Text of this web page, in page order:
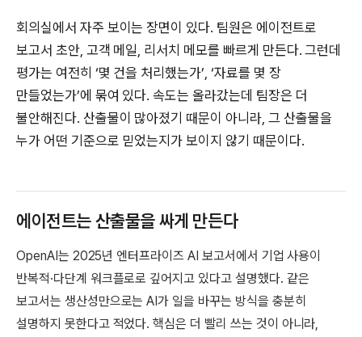
회의실에서 자주 보이는 장면이 있다. 팀원은 에이전트로
보고서 초안, 고객 메일, 리서치 메모를 빠르게 만든다. 그런데
평가는 여전히 ‘몇 건을 처리했는가’, ‘자료를 몇 장
만들었는가’에 묶여 있다. 속도는 올라갔는데 팀장은 더
불안해진다. 산출물이 많아졌기 때문이 아니라, 그 산출물을
누가 어떤 기준으로 믿었는지가 보이지 않기 때문이다.
에이전트는 산출물을 싸게 만든다
OpenAI는 2025년 엔터프라이즈 AI 보고서에서 기업 사용이
반복적·다단계 워크플로로 깊어지고 있다고 설명했다. 같은
보고서는 생산성만으로는 AI가 일을 바꾸는 방식을 충분히
설명하지 못한다고 적었다. 핵심은 더 빨리 쓰는 것이 아니라,